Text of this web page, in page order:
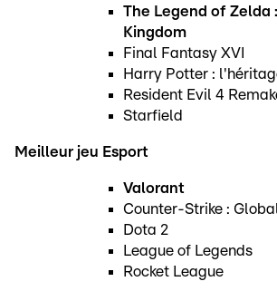
The Legend of Zelda
Kingdom
Final Fantasy XVI
Harry Potter :
Resident Evil 4
Starfield
Meilleur jeu Esport
Valorant
Counter-Strike :
Dota 2
League of Legends
Rocket League